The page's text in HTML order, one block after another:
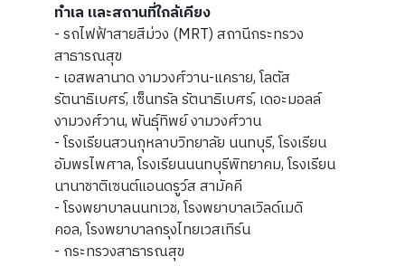
ทำเล และสถานที่ใกล้เคียง
- รถไฟฟ้าสายสีม่วง (MRT) สถานีกระทรวง
สาธารณสุข
- เอสพลานาด งามวงศ์วาน-แคราย, โลตัส
รัตนาธิเบศร์, เซ็นทรัล รัตนาธิเบศร์, เดอะมอลล์
งามวงศ์วาน, พันธุ์ทิพย์ งามวงศ์วาน
- โรงเรียนสวนกุหลาบวิทยาลัย นนทบุรี, โรงเรียน
อัมพรไพศาล, โรงเรียนนนทบุรีพิทยาคม, โรงเรียน
นานาชาติเซนต์แอนดรูว์ส สามัคคี
- โรงพยาบาลนนทเวช, โรงพยาบาลเวิลด์เมดิ
คอล, โรงพยาบาลกรุงไทยเวสเทิร์น
- กระทรวงสาธารณสุข